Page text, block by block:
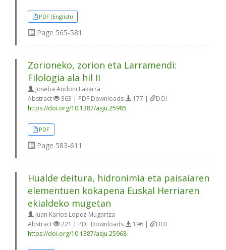
PDF (English)
Page 565-581
Zorioneko, zorion eta Larramendi:
Filologia ala hil II
Joseba Andoni Lakarra
Abstract
363 | PDF Downloads 177 |
DOI
https://doi.org/10.1387/asju.25985
PDF
Page 583-611
Hualde deitura, hidronimia eta paisaiaren
elementuen kokapena Euskal Herriaren
ekialdeko mugetan
Juan Karlos Lopez-Mugartza
Abstract
221 | PDF Downloads 196 |
DOI
https://doi.org/10.1387/asju.25968